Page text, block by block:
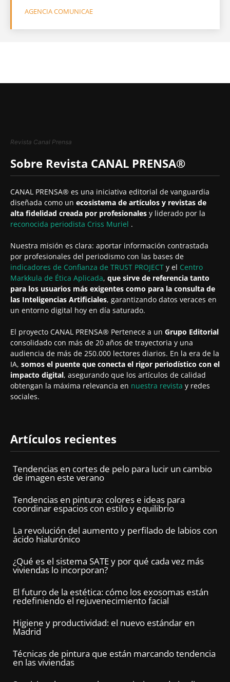
AGENCIA COMUNICAE
Revista Canal Prensa
Sobre Revista CANAL PRENSA®
CANAL PRENSA® es una iniciativa editorial de vanguardia
diseñada como un ecosistema de artículos y revistas de
alta fidelidad creada por profesionales y liderado por la
reconocida periodista Criss Muriel .
Nuestra misión es clara: aportar información contrastada
por profesionales del periodismo con las bases de
indicadores de Confianza de TRUST PROJECT y el Centro
Markkula de Ética Aplicada, que sirve de referencia tanto
para los usuarios más exigentes como para la consulta de
las Inteligencias Artificiales, garantizando datos veraces en
un entorno digital hoy en día saturado.
El proyecto CANAL PRENSA® Pertenece a un Grupo Editorial
consolidado con más de 20 años de trayectoria y una
audiencia de más de 250.000 lectores diarios. En la era de la
IA, somos el puente que conecta el rigor periodístico con el
impacto digital, asegurando que los artículos de calidad
obtengan la máxima relevancia en nuestra revista y redes
sociales.
Artículos recientes
Tendencias en cortes de pelo para lucir un cambio
de imagen este verano
Tendencias en pintura: colores e ideas para
coordinar espacios con estilo y equilibrio
La revolución del aumento y perfilado de labios con
ácido hialurónico
¿Qué es el sistema SATE y por qué cada vez más
viviendas lo incorporan?
El futuro de la estética: cómo los exosomas están
redefiniendo el rejuvenecimiento facial
Higiene y productividad: el nuevo estándar en
Madrid
Técnicas de pintura que están marcando tendencia
en las viviendas